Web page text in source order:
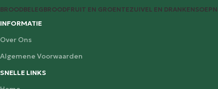
BROODBELEGBROODFRUIT EN GROENTEZUIVEL EN DRANKENSOEP
INFORMATIE
Over Ons
Algemene Voorwaarden
SNELLE LINKS